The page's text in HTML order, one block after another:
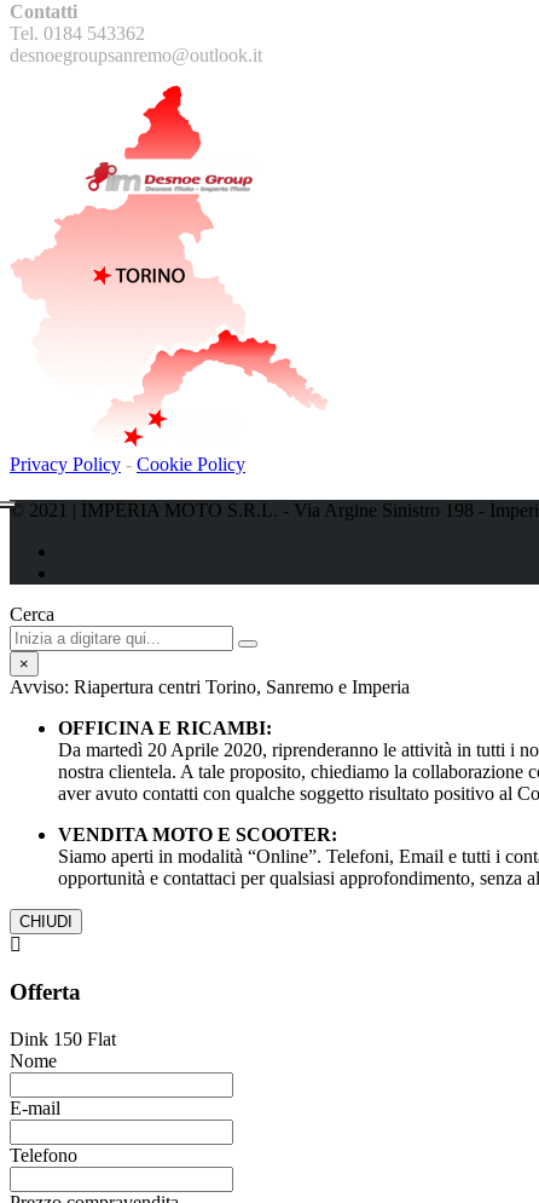
Contatti
Tel. 0184 543362
desnoegroupsanremo@outlook.it
Privacy Policy - Cookie Policy
© 2021 | IMPERIA MOTO S.R.L. - Via Argine Sinistro 198 -
Cerca
×
Avviso: Riapertura centri Torino, Sanremo e Imperia
OFFICINA E RICAMBI:
Da martedì 20 Aprile 2020, riprenderanno le attività in tutti i
nostra clientela. A tale proposito, chiediamo la collaborazione
aver avuto contatti con qualche soggetto risultato positivo al
VENDITA MOTO E SCOOTER:
Siamo aperti in modalità “Online”. Telefoni, Email e tutti i
opportunità e contattaci per qualsiasi approfondimento,
CHIUDI
Offerta
Dink 150 Flat
Nome
E-mail
Telefono